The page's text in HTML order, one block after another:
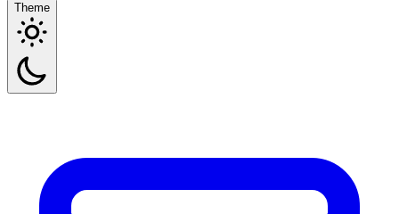
Theme